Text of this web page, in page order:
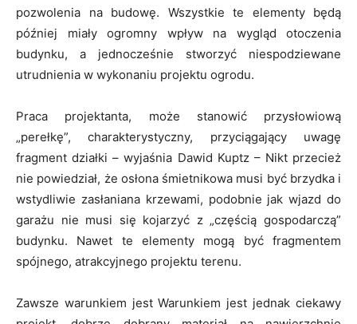
pozwolenia na budowę. Wszystkie te elementy będą
później miały ogromny wpływ na wygląd otoczenia
budynku, a jednocześnie stworzyć niespodziewane
utrudnienia w wykonaniu projektu ogrodu.
Praca projektanta, może stanowić przysłowiową
„perełkę”, charakterystyczny, przyciągający uwagę
fragment działki – wyjaśnia Dawid Kuptz – Nikt przecież
nie powiedział, że osłona śmietnikowa musi być brzydka i
wstydliwie zasłaniana krzewami, podobnie jak wjazd do
garażu nie musi się kojarzyć z „częścią gospodarczą”
budynku. Nawet te elementy mogą być fragmentem
spójnego, atrakcyjnego projektu terenu.
Zawsze warunkiem jest Warunkiem jest jednak ciekawy